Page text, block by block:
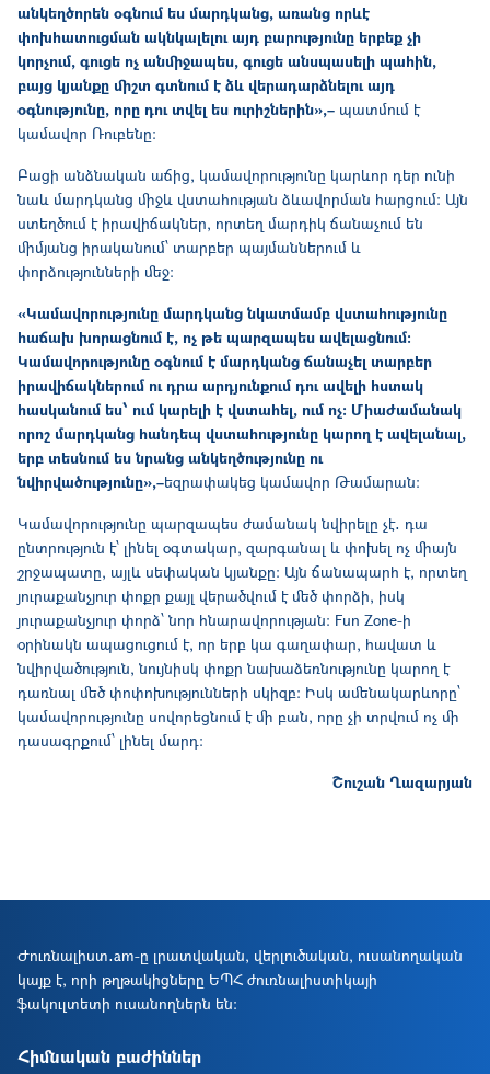
անկեղծորեն օգնում ես մարդկանց, առանց որևէ
փոխհատուցման ակնկալելու այդ բարությունը երբեք չի
կորչում, գուցե ոչ անմիջապես, գուցե անսպասելի պահին,
բայց կյանքը միշտ գտնում է ձև վերադարձնելու այդ
օգնությունը, որը դու տվել ես ուրիշներին»,– պատմում է
կամավոր Ռուբենը։
Բացի անձնական աճից, կամավորությունը կարևոր դեր ունի
նաև մարդկանց միջև վստահության ձևավորման հարցում։ Այն
ստեղծում է իրավիճակներ, որտեղ մարդիկ ճանաչում են
միմյանց իրականում՝ տարբեր պայմաններում և
փորձությունների մեջ։
«Կամավորությունը մարդկանց նկատմամբ վստահությունը
հաճախ խորացնում է, ոչ թե պարզապես ավելացնում։
Կամավորությունը օգնում է մարդկանց ճանաչել տարբեր
իրավիճակներում ու դրա արդյունքում դու ավելի հստակ
հասկանում ես՝ ում կարելի է վստահել, ում ոչ։ Միաժամանակ
որոշ մարդկանց հանդեպ վստահությունը կարող է ավելանալ,
երբ տեսնում ես նրանց անկեղծությունը ու
նվիրվածությունը»,–եզրափակեց կամավոր Թամարան։
Կամավորությունը պարզապես ժամանակ նվիրելը չէ․ դա
ընտրություն է՝ լինել օգտակար, զարգանալ և փոխել ոչ միայն
շրջապատը, այլև սեփական կյանքը։ Այն ճանապարհ է, որտեղ
յուրաքանչյուր փոքր քայլ վերածվում է մեծ փորձի, իսկ
յուրաքանչյուր փորձ՝ նոր հնարավորության։ Fun Zone-ի
օրինակն ապացուցում է, որ երբ կա գաղափար, հավատ և
նվիրվածություն, նույնիսկ փոքր նախաձեռնությունը կարող է
դառնալ մեծ փոփոխությունների սկիզբ։ Իսկ ամենակարևորը՝
կամավորությունը սովորեցնում է մի բան, որը չի տրվում ոչ մի
դասագրքում՝ լինել մարդ։
Շուշան Ղազարյան
Ժուռնալիստ․am-ը լրատվական, վերլուծական, ուսանողական
կայք է, որի թղթակիցները ԵՊՀ ժուռնալիստիկայի
ֆակուլտետի ուսանողներն են։
Հիմնական բաժիններ